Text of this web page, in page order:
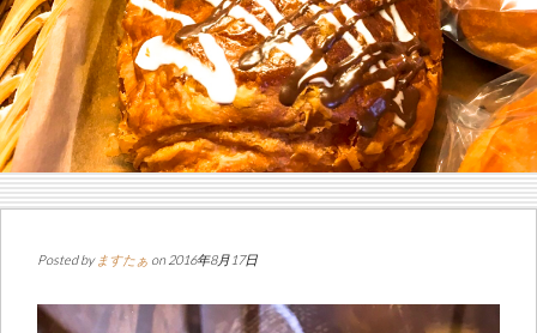
a
t
i
o
n
Posted by ますたぁ on 2016年8月17日